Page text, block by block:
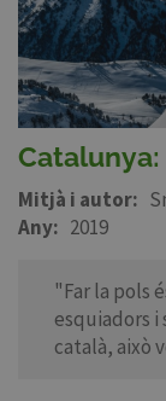
Mitjà i autor
Any
2019
"Far la pols
esquiadors i
català, això